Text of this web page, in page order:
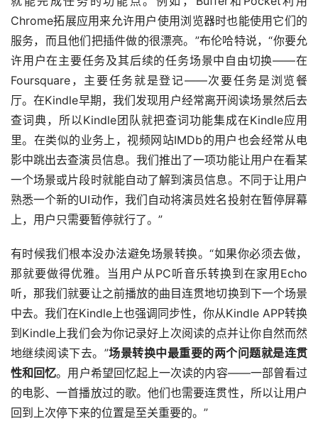
Chrome拓展应用来允许用户使用浏览器时也能使用它们的
服务，而且他们把插件做的很漂亮。”布伦哈特说，“你要允
许用户在主要任务及其后续的任务场景中自由切换——在
Foursquare，主要任务就是登记——次要任务是浏览餐
厅。在Kindle早期，我们发现用户经常离开阅读场景然后去
查词典，所以Kindle团队就把查词功能集成在Kindle应用
里。在类似的业务上，视频网站IMDb的用户也会经常从电
影中跳出去查演员信息。我们推出了一项功能让用户在看某
一个场景或片段时就能自动了解到演员信息。不同于让用户
熟悉一个新的UI动作，我们自动将演员姓名投射在暂停屏幕
上，用户只需要暂停就行了。”
有时候我们根本没办法避免场景转换。“如果你必须去做，
那就要做得优雅。当用户从PC听音乐转换到在家用Echo
听，那我们就要让之前播放的曲目连贯地切换到下一个场景
中去。我们在Kindle上也强调同步性，你从Kindle APP转换
到Kindle上我们会为你记录好上次阅读的点并让你自然而然
地继续阅读下去。”场景转换中最重要的两个问题就是连贯
性和回忆。用户希望回忆起上一次读的内容——一部曾看过
的电影、一首播放过的歌。他们也需要连贯性，所以让用户
回到上次停下来的位置是至关重要的。”